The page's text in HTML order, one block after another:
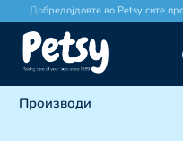
Добредојдовте во Petsy сите
Производи